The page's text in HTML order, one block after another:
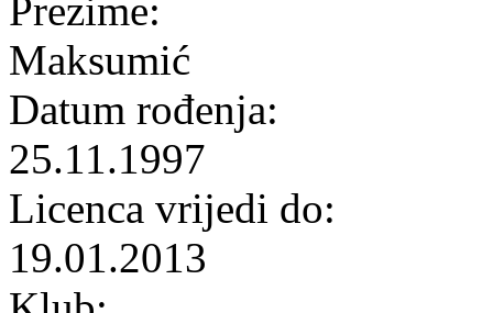
Prezime:
Maksumić
Datum rođenja:
25.11.1997
Licenca vrijedi do:
19.01.2013